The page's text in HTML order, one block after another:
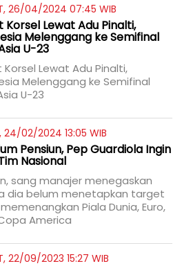
26/04/2024 07:45 WIB
Korsel Lewat Adu Pinalti,
Melenggang ke Semifinal
U-23
Korsel Lewat Adu Pinalti,
Melenggang ke Semifinal
U-23
24/02/2024 13:05 WIB
Pensiun, Pep Guardiola Ingin
Nasional
sang manajer menegaskan
dia belum menetapkan target
Piala Dunia, Euro,
America
22/09/2023 15:27 WIB